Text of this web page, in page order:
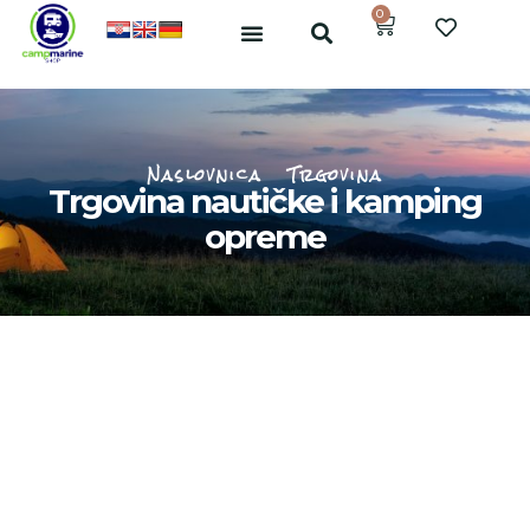
0
Naslovnica Trgovina
Trgovina nautičke i kamping
opreme